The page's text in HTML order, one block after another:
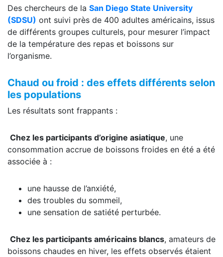
Des chercheurs de la San Diego State University
(SDSU) ont suivi près de 400 adultes américains, issus
de différents groupes culturels, pour mesurer l’impact
de la température des repas et boissons sur
l’organisme.
Chaud ou froid : des effets différents selon
les populations
Les résultats sont frappants :
Chez les participants d’origine asiatique, une
consommation accrue de boissons froides en été a été
associée à :
une hausse de l’anxiété,
des troubles du sommeil,
une sensation de satiété perturbée.
Chez les participants américains blancs, amateurs de
boissons chaudes en hiver, les effets observés étaient